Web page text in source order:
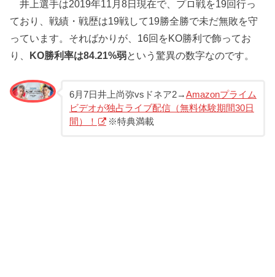
井上選手は2019年11月8日現在で、プロ戦を19回行っ
ており、戦績・戦歴は19戦して19勝全勝で未だ無敗を守
っています。そればかりが、16回をKO勝利で飾ってお
り、 KO勝利率は84.21%弱という驚異の数字なのです。
6月7日井上尚弥vsドネア2→Amazonプライム
ビデオが独占ライブ配信（無料体験期間30日
間）！
※特典満載